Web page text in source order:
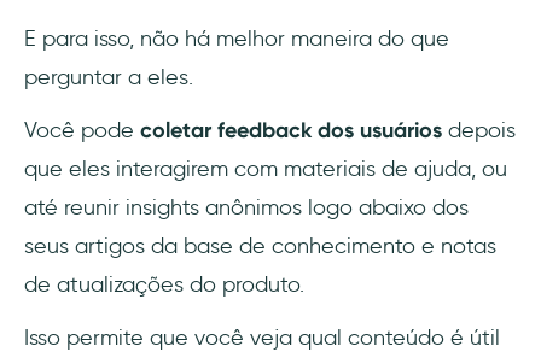
E para isso, não há melhor maneira do que
perguntar a eles.
Você pode coletar feedback dos usuários depois
que eles interagirem com materiais de ajuda, ou
até reunir insights anônimos logo abaixo dos
seus artigos da base de conhecimento e notas
de atualizações do produto.
Isso permite que você veja qual conteúdo é útil